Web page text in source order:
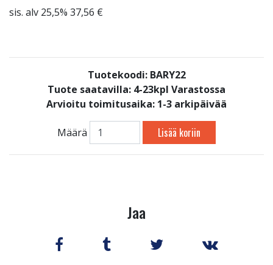
sis. alv 25,5% 37,56 €
Tuotekoodi: BARY22
Tuote saatavilla: 4-23kpl Varastossa
Arvioitu toimitusaika: 1-3 arkipäivää
Määrä Lisää koriin
Jaa